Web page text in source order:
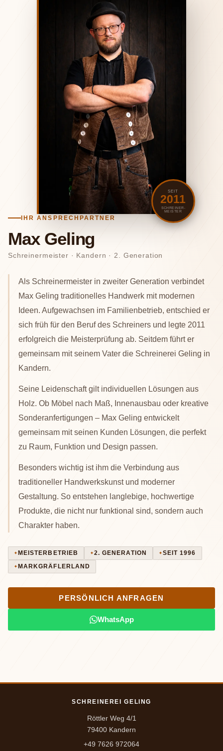
SEIT
2011
SCHREINER­
MEISTER
IHR ANSPRECHPARTNER
Max Geling
Schreinermeister · Kandern · 2. Generation
Als Schreinermeister in zweiter Generation verbindet
Max Geling traditionelles Handwerk mit modernen
Ideen. Aufgewachsen im Familienbetrieb, entschied er
sich früh für den Beruf des Schreiners und legte 2011
erfolgreich die Meisterprüfung ab. Seitdem führt er
gemeinsam mit seinem Vater die Schreinerei Geling in
Kandern.
Seine Leidenschaft gilt individuellen Lösungen aus
Holz. Ob Möbel nach Maß, Innenausbau oder kreative
Sonderanfertigungen – Max Geling entwickelt
gemeinsam mit seinen Kunden Lösungen, die perfekt
zu Raum, Funktion und Design passen.
Besonders wichtig ist ihm die Verbindung aus
traditioneller Handwerkskunst und moderner
Gestaltung. So entstehen langlebige, hochwertige
Produkte, die nicht nur funktional sind, sondern auch
Charakter haben.
MEISTERBETRIEB 2. GENERATION SEIT 1996
MARKGRÄFLERLAND
PERSÖNLICH ANFRAGEN
WhatsApp
SCHREINEREI GELING
Röttler Weg 4/1
79400 Kandern
+49 7626 972064